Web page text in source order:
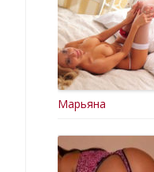
Марьяна